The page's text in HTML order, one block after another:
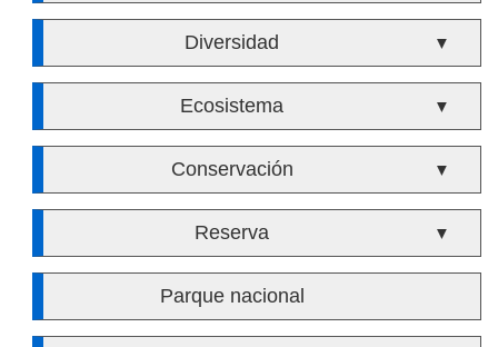
Diversidad ▼
Ecosistema ▼
Conservación ▼
Reserva ▼
Parque nacional